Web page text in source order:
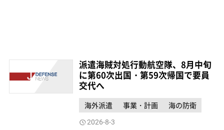
派遣海賊対処行動航空隊、8月中旬
に第60次出国・第59次帰国で要員
交代へ
海外派遣 事業・計画 海の防衛
2026-8-3